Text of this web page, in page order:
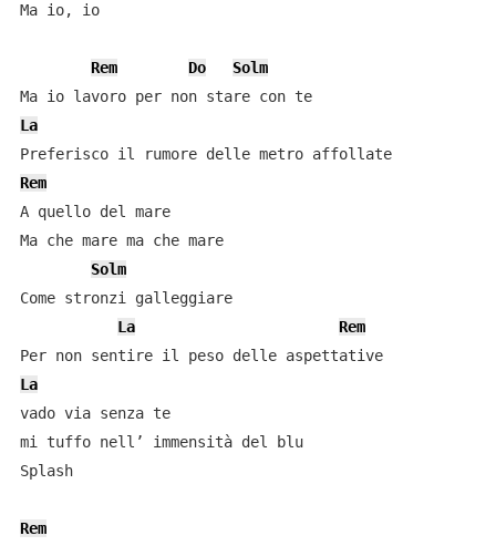
Ma io, io
Rem Do
Solm
Ma io lavoro per non stare con te
La
Preferisco il rumore delle metro affollate
Rem
A quello del mare
Ma che mare ma che mare
Solm
Come stronzi galleggiare
La
Rem
Per non sentire il peso delle aspettative
La
vado via senza te
mi tuffo nell’ immensità del blu
Splash
Rem